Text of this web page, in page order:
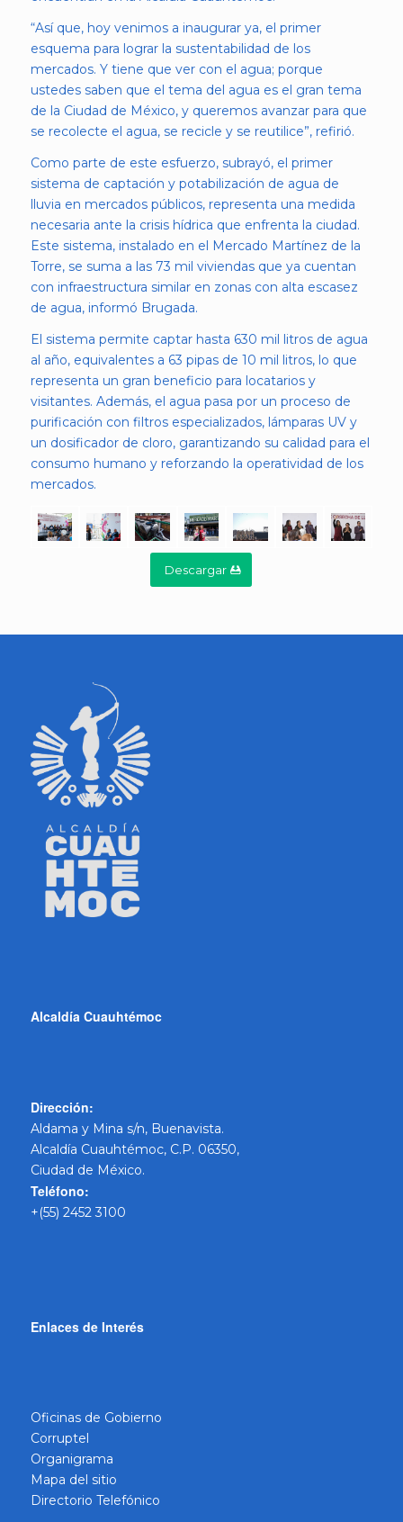
“Así que, hoy venimos a inaugurar ya, el primer
esquema para lograr la sustentabilidad de los
mercados. Y tiene que ver con el agua; porque
ustedes saben que el tema del agua es el gran tema
de la Ciudad de México, y queremos avanzar para que
se recolecte el agua, se recicle y se reutilice”, refirió.
Como parte de este esfuerzo, subrayó, el primer
sistema de captación y potabilización de agua de
lluvia en mercados públicos, representa una medida
necesaria ante la crisis hídrica que enfrenta la ciudad.
Este sistema, instalado en el Mercado Martínez de la
Torre, se suma a las 73 mil viviendas que ya cuentan
con infraestructura similar en zonas con alta escasez
de agua, informó Brugada.
El sistema permite captar hasta 630 mil litros de agua
al año, equivalentes a 63 pipas de 10 mil litros, lo que
representa un gran beneficio para locatarios y
visitantes. Además, el agua pasa por un proceso de
purificación con filtros especializados, lámparas UV y
un dosificador de cloro, garantizando su calidad para el
consumo humano y reforzando la operatividad de los
mercados.
Descargar
Alcaldía Cuauhtémoc
Dirección:
Aldama y Mina s/n, Buenavista.
Alcaldía Cuauhtémoc, C.P. 06350,
Ciudad de México.
Teléfono:
+(55) 2452 3100
Enlaces de Interés
Oficinas de Gobierno
Corruptel
Organigrama
Mapa del sitio
Directorio Telefónico